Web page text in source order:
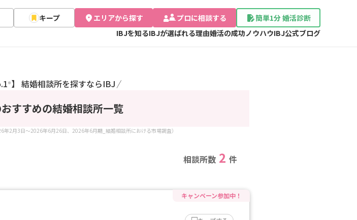
キープ エリアから探す プロに相談する
簡単1分 婚活診断
IBJを知るIBJが選ばれる理由婚活の成功ノウハウIBJ公式ブログ
※ 】 結婚相談所を探すならIBJ／
すすめの結婚相談所一覧
2月3日～2026年6月26日、2026年6月期_結婚相談所における市場調査）
相談所数 2 件